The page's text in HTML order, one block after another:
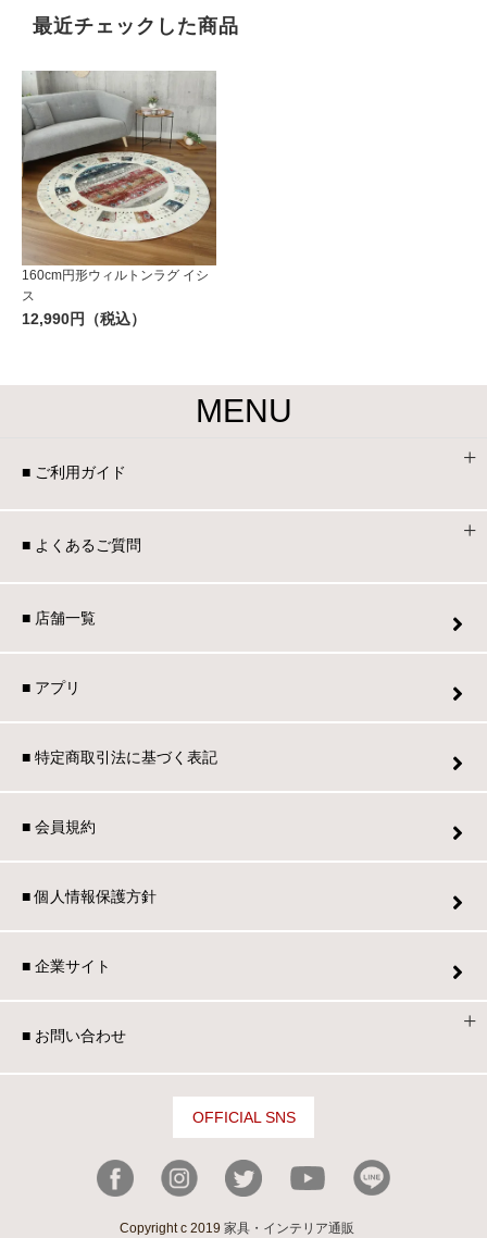
最近チェックした商品
160cm円形ウィルトンラグ イシ
ス
12,990円（税込）
MENU
■ ご利用ガイド
■ よくあるご質問
■ 店舗一覧
■ アプリ
■ 特定商取引法に基づく表記
■ 会員規約
■ 個人情報保護方針
■ 企業サイト
■ お問い合わせ
OFFICIAL SNS
Copyright c 2019 家具・インテリア通販